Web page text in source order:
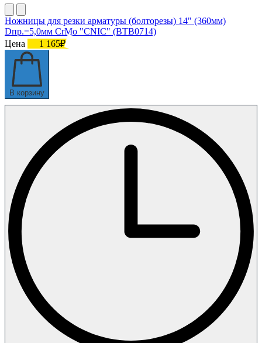
Ножницы для резки арматуры (болторезы) 14" (360мм)
Dпр.=5,0мм CrMo "CNIC" (BТB0714)
Цена
1 165₽
В корзину